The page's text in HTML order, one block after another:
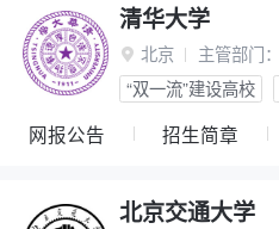
清华大学
 北京 主管部门：
“双一流”建设高校
网报公告 招生简章
北京交通大学